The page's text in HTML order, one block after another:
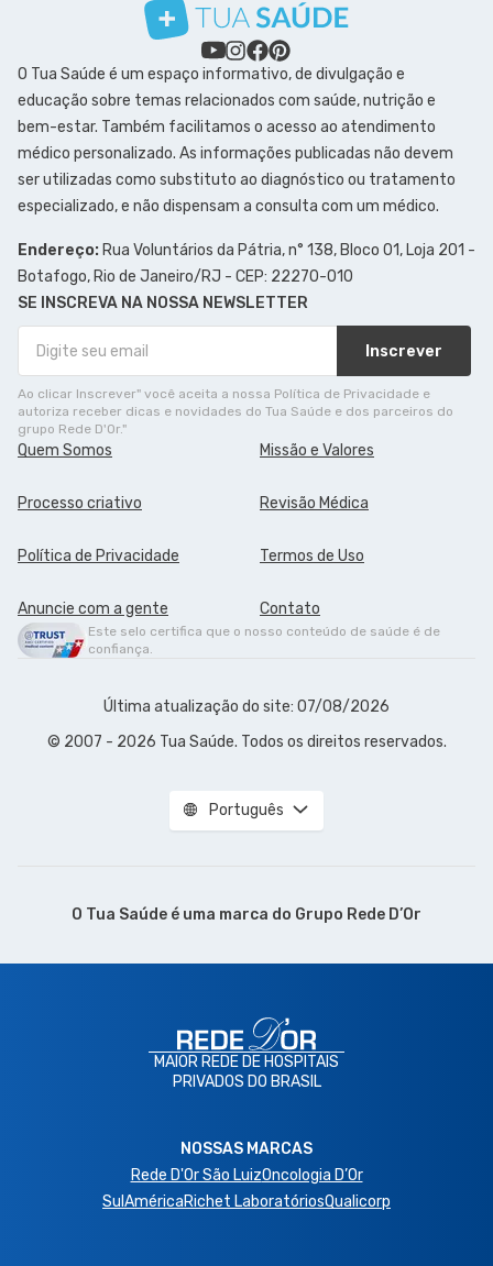
O Tua Saúde é um espaço informativo, de divulgação e
educação sobre temas relacionados com saúde, nutrição e
bem-estar. Também facilitamos o acesso ao atendimento
médico personalizado. As informações publicadas não devem
ser utilizadas como substituto ao diagnóstico ou tratamento
especializado, e não dispensam a consulta com um médico.
Endereço: Rua Voluntários da Pátria, n° 138, Bloco 01, Loja 201 -
Botafogo, Rio de Janeiro/RJ - CEP: 22270-010
SE INSCREVA NA NOSSA NEWSLETTER
Inscrever
Ao clicar Inscrever" você aceita a nossa Política de Privacidade e
autoriza receber dicas e novidades do Tua Saúde e dos parceiros do
grupo Rede D'Or."
Quem Somos Missão e Valores
Processo criativo Revisão Médica
Política de Privacidade Termos de Uso
Anuncie com a gente Contato
Este selo certifica que o nosso conteúdo de saúde é de
confiança.
Última atualização do site: 07/08/2026
© 2007 - 2026 Tua Saúde. Todos os direitos reservados.
Português
O Tua Saúde é uma marca do Grupo Rede D’Or
MAIOR REDE DE HOSPITAIS
PRIVADOS DO BRASIL
NOSSAS MARCAS
Rede D'Or São LuizOncologia D’Or
SulAméricaRichet LaboratóriosQualicorp